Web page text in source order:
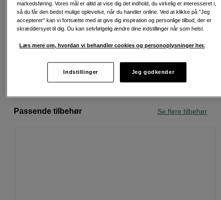
Fri fragt ved køb over 500 kr.
30 dages returret
Personlig service og ekspertrådgivning
Passende tilbehør Se flere tilbehør
markedsføring. Vores mål er altid at vise dig det indhold, du virkelig er interesseret i,
så du får den bedst mulige oplevelse, når du handler online. Ved at klikke på "Jeg
accepterer" kan vi fortsætte med at give dig inspiration og personlige tilbud, der er
skræddersyet til dig. Du kan selvfølgelig ændre dine indstillinger når som helst.
Læs mere om, hvordan vi behandler cookies og personoplysninger her.
Indstillinger Jeg godkender